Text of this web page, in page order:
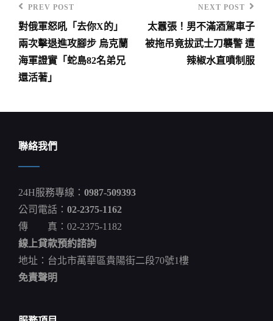
文
章
導
Previous
Post
PREV POST
對俄軍怒吼「去你X的」
兩次擊退進攻腳步 烏克蘭
海軍證實「蛇島82名弟兄
還活著」
Post
NEXT POST
太囂張！男不滿酒駕車子
被拖吊竟拔武士刀襲警 遭
辣椒水直噴制服
聯絡我們
24H服務專線： 0987-509393
公司電話： 02-2375-1162
傳 真：02-2375-1182
線上貸款預約諮詢
地址：台北市萬華區貴陽街二段70號1樓
免責聲明